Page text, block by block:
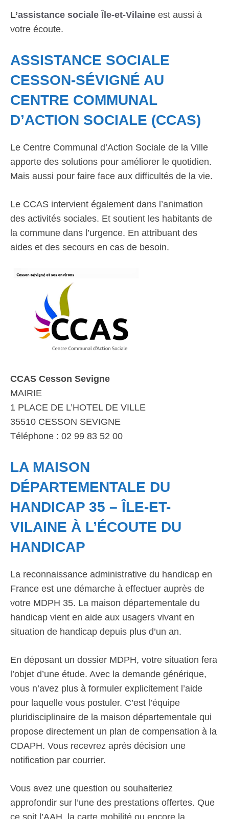
L’assistance sociale Île-et-Vilaine est aussi à
votre écoute.
ASSISTANCE SOCIALE
CESSON-SÉVIGNÉ AU
CENTRE COMMUNAL
D’ACTION SOCIALE (CCAS)
Le Centre Communal d’Action Sociale de la Ville
apporte des solutions pour améliorer le quotidien.
Mais aussi pour faire face aux difficultés de la vie.
Le CCAS intervient également dans l’animation
des activités sociales. Et soutient les habitants de
la commune dans l’urgence. En attribuant des
aides et des secours en cas de besoin.
CCAS Cesson Sevigne
MAIRIE
1 PLACE DE L’HOTEL DE VILLE
35510 CESSON SEVIGNE
Téléphone : 02 99 83 52 00
LA MAISON
DÉPARTEMENTALE DU
HANDICAP 35 – ÎLE-ET-
VILAINE À L’ÉCOUTE DU
HANDICAP
La reconnaissance administrative du handicap en
France est une démarche à effectuer auprès de
votre MDPH 35. La maison départementale du
handicap vient en aide aux usagers vivant en
situation de handicap depuis plus d’un an.
En déposant un dossier MDPH, votre situation fera
l’objet d’une étude. Avec la demande générique,
vous n’avez plus à formuler explicitement l’aide
pour laquelle vous postuler. C’est l’équipe
pluridisciplinaire de la maison départementale qui
propose directement un plan de compensation à la
CDAPH. Vous recevrez après décision une
notification par courrier.
Vous avez une question ou souhaiteriez
approfondir sur l’une des prestations offertes. Que
ce soit l’AAH, la carte mobilité ou encore la